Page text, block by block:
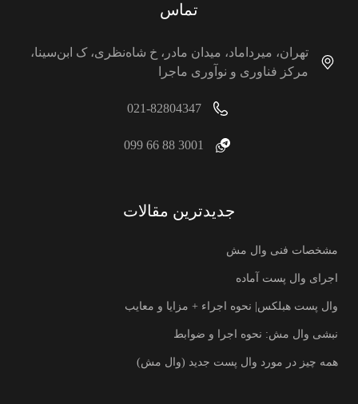
تماس
تهران، میرداماد، میدان مادر، خ شاه‌نظری، ک ابن‌سینا،
مرکز فناوری و نوآوری ماجرا
021-82804347
3001 88 66 099
جدیدترین مقالات
مشخصات فنی وال مش
اجرای وال پست آماده
وال پست هبلکس| نحوه اجراء + مزایا و معایب
نبشی وال مش: نحوه اجرا و ضوابط
همه چیز در مورد وال پست جدید (وال مش)